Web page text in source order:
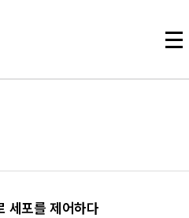
세포를 제어하다